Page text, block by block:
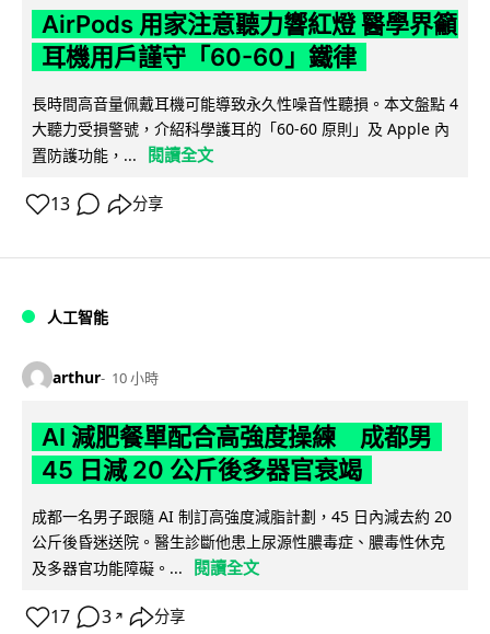
AirPods 用家注意聽力響紅燈 醫學界籲
耳機用戶謹守「60-60」鐵律
長時間高音量佩戴耳機可能導致永久性噪音性聽損。本文盤點 4
大聽力受損警號，介紹科學護耳的「60-60 原則」及 Apple 內
置防護功能，...
閱讀全文
13 分享
人工智能
arthur 10 小時
AI 減肥餐單配合高強度操練 成都男
45 日減 20 公斤後多器官衰竭
成都一名男子跟隨 AI 制訂高強度減脂計劃，45 日內減去約 20
公斤後昏迷送院。醫生診斷他患上尿源性膿毒症、膿毒性休克
及多器官功能障礙。...
閱讀全文
17 3 ↗ 分享